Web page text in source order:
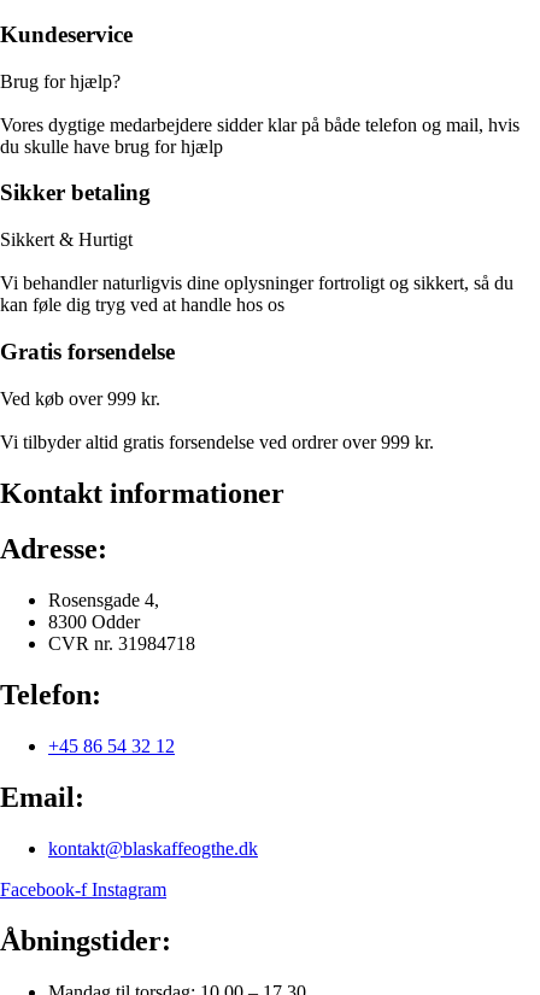
Kundeservice
Brug for hjælp?
Vores dygtige medarbejdere sidder klar på både telefon og mail, hvis
du skulle have brug for hjælp
Sikker betaling
Sikkert & Hurtigt
Vi behandler naturligvis dine oplysninger fortroligt og sikkert, så du
kan føle dig tryg ved at handle hos os
Gratis forsendelse
Ved køb over 999 kr.
Vi tilbyder altid gratis forsendelse ved ordrer over 999 kr.
Kontakt informationer
Adresse:
Rosensgade 4,
8300 Odder
CVR nr. 31984718
Telefon:
+45 86 54 32 12
Email:
kontakt@blaskaffeogthe.dk
Facebook-f Instagram
Åbningstider: